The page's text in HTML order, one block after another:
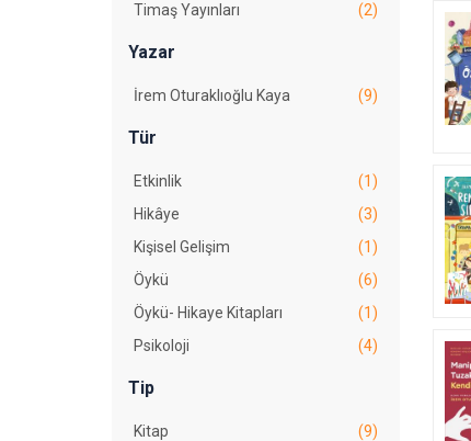
Timaş Yayınları
(2)
Yazar
İrem Oturaklıoğlu Kaya (9)
Tür
Etkinlik
(1)
Hikâye
(3)
Kişisel Gelişim
(1)
Öykü
(6)
Öykü- Hikaye Kitapları
(1)
Psikoloji
(4)
Tip
Kitap (9)